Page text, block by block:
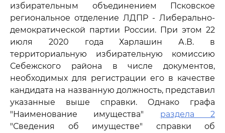
избирательным объединением Псковское
региональное отделение ЛДПР - Либерально-
демократической партии России. При этом 22
июля 2020 года Харлашин А.В. в
территориальную избирательную комиссию
Себежского района в числе документов,
необходимых для регистрации его в качестве
кандидата на названную должность, представил
указанные выше справки. Однако графа
"Наименование имущества" раздела 2
"Сведения об имуществе" справки об